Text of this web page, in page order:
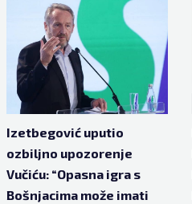
Izetbegović uputio
ozbiljno upozorenje
Vučiću: “Opasna igra s
Bošnjacima može imati